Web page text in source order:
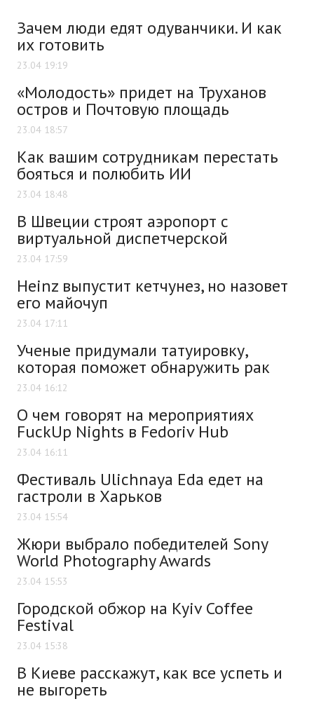
Зачем люди едят одуванчики. И как
их готовить
23.04 19:19
«Молодость» придет на Труханов
остров и Почтовую площадь
23.04 18:57
Как вашим сотрудникам перестать
бояться и полюбить ИИ
23.04 18:48
В Швеции строят аэропорт с
виртуальной диспетчерской
23.04 17:59
Heinz выпустит кетчунез, но назовет
его майочуп
23.04 17:11
Ученые придумали татуировку,
которая поможет обнаружить рак
23.04 16:12
О чем говорят на мероприятиях
FuсkUp Nights в Fedoriv Hub
23.04 16:11
Фестиваль Ulichnaya Eda едет на
гастроли в Харьков
23.04 15:54
Жюри выбрало победителей Sony
World Photography Awards
23.04 15:53
Городской обжор на Kyiv Coffee
Festival
23.04 15:38
В Киеве расскажут, как все успеть и
не выгореть